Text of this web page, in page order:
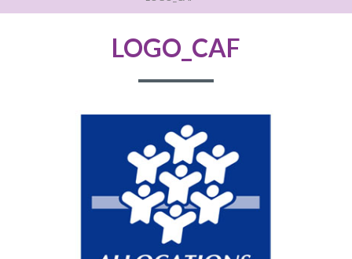
D'ARIANE
LOGO_CAF